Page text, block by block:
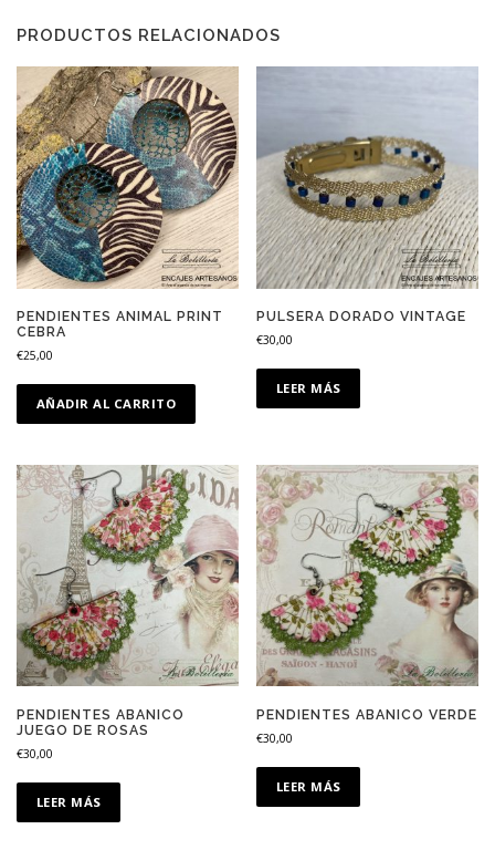
PRODUCTOS RELACIONADOS
PENDIENTES ANIMAL PRINT
CEBRA
€25,00
AÑADIR AL CARRITO
PULSERA DORADO VINTAGE
€30,00
LEER MÁS
PENDIENTES ABANICO
JUEGO DE ROSAS
€30,00
LEER MÁS
PENDIENTES ABANICO VERDE
€30,00
LEER MÁS